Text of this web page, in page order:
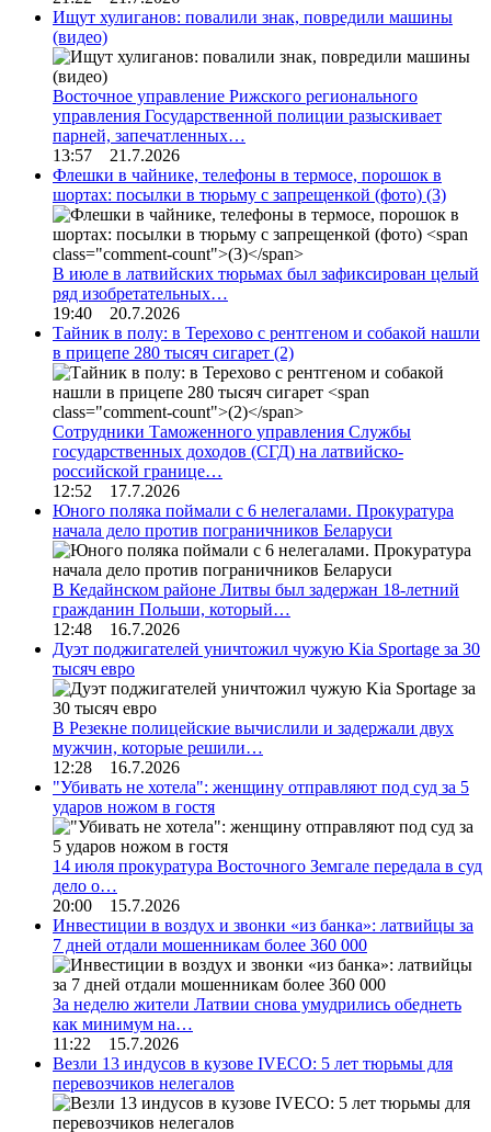
Ищут хулиганов: повалили знак, повредили машины
(видео)
Восточное управление Рижского регионального
управления Государственной полиции разыскивает
парней, запечатленных…
13:57 21.7.2026
Флешки в чайнике, телефоны в термосе, порошок в
шортах: посылки в тюрьму с запрещенкой (фото) (3)
В июле в латвийских тюрьмах был зафиксирован целый
ряд изобретательных…
19:40 20.7.2026
Тайник в полу: в Терехово с рентгеном и собакой нашли
в прицепе 280 тысяч сигарет (2)
Сотрудники Таможенного управления Службы
государственных доходов (СГД) на латвийско-
российской границе…
12:52 17.7.2026
Юного поляка поймали с 6 нелегалами. Прокуратура
начала дело против пограничников Беларуси
В Кедайнском районе Литвы был задержан 18-летний
гражданин Польши, который…
12:48 16.7.2026
Дуэт поджигателей уничтожил чужую Kia Sportage за 30
тысяч евро
В Резекне полицейские вычислили и задержали двух
мужчин, которые решили…
12:28 16.7.2026
"Убивать не хотела": женщину отправляют под суд за 5
ударов ножом в гостя
14 июля прокуратура Восточного Земгале передала в суд
дело о…
20:00 15.7.2026
Инвестиции в воздух и звонки «из банка»: латвийцы за
7 дней отдали мошенникам более 360 000
За неделю жители Латвии снова умудрились обеднеть
как минимум на…
11:22 15.7.2026
Везли 13 индусов в кузове IVECO: 5 лет тюрьмы для
перевозчиков нелегалов